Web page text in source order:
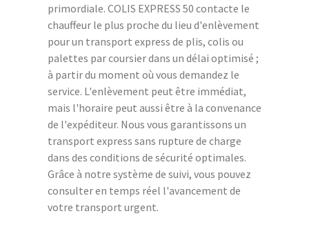
primordiale. COLIS EXPRESS 50 contacte le
chauffeur le plus proche du lieu d'enlèvement
pour un transport express de plis, colis ou
palettes par coursier dans un délai optimisé ;
à partir du moment où vous demandez le
service. L'enlèvement peut être immédiat,
mais l'horaire peut aussi être à la convenance
de l'expéditeur. Nous vous garantissons un
transport express sans rupture de charge
dans des conditions de sécurité optimales.
Grâce à notre système de suivi, vous pouvez
consulter en temps réel l'avancement de
votre transport urgent.